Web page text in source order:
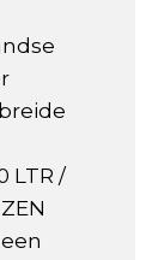
LTR /